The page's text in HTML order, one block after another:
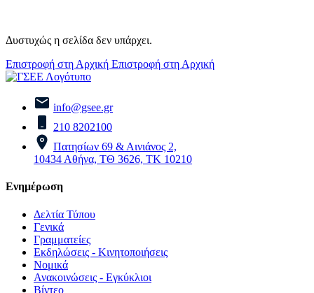
Δυστυχώς η σελίδα δεν υπάρχει.
Επιστροφή στη Αρχική Επιστροφή στη Αρχική
info@gsee.gr
210 8202100
Πατησίων 69 & Αινιάνος 2,
10434 Αθήνα, ΤΘ 3626, ΤΚ 10210
Ενημέρωση
Δελτία Τύπου
Γενικά
Γραμματείες
Εκδηλώσεις - Κινητοποιήσεις
Νομικά
Ανακοινώσεις - Εγκύκλιοι
Βίντεο